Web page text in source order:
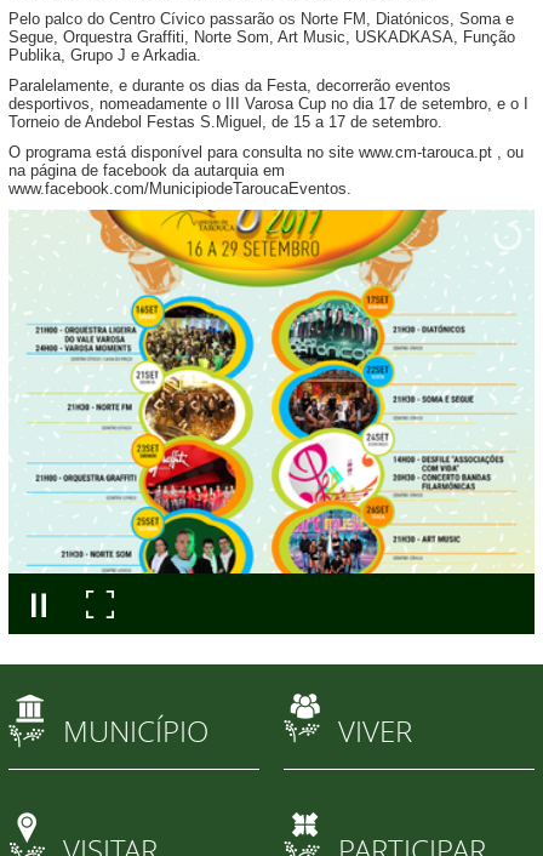
Pelo palco do Centro Cívico passarão os Norte FM, Diatónicos, Soma e
Segue, Orquestra Graffiti, Norte Som, Art Music, USKADKASA, Função
Publika, Grupo J e Arkadia.
Paralelamente, e durante os dias da Festa, decorrerão eventos
desportivos, nomeadamente o III Varosa Cup no dia 17 de setembro, e o I
Torneio de Andebol Festas S.Miguel, de 15 a 17 de setembro.
O programa está disponível para consulta no site www.cm-tarouca.pt , ou
na página de facebook da autarquia em
www.facebook.com/MunicipiodeTaroucaEventos.
MUNICÍPIO VIVER